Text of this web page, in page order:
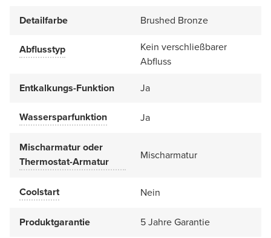
Detailfarbe Brushed Bronze
Abflusstyp
Kein verschließbarer
Abfluss
Entkalkungs-Funktion
Ja
Wassersparfunktion Ja
Mischarmatur oder
Thermostat-Armatur
Mischarmatur
Coolstart Nein
Produktgarantie
5 Jahre Garantie